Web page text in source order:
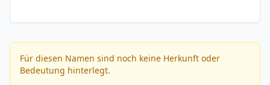
Für diesen Namen sind noch keine Herkunft oder
Bedeutung hinterlegt.